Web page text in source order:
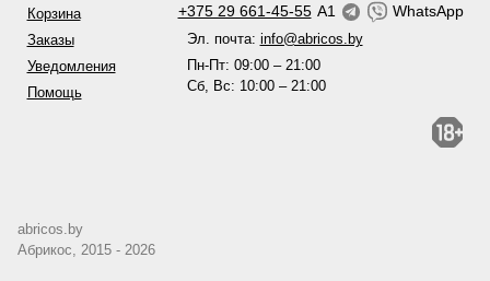
Корзина
Заказы
Уведомления
Помощь
+375 29 661-45-55 A1 WhatsApp
Эл. почта: info@abricos.by
Пн-Пт: 09:00 – 21:00
Сб, Вс: 10:00 – 21:00
abricos.by
Абрикос, 2015 - 2026